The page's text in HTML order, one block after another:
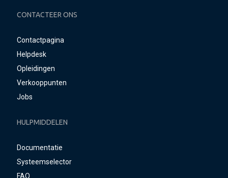
CONTACTEER ONS
Contactpagina
Helpdesk
Opleidingen
Verkooppunten
Jobs
HULPMIDDELEN
Documentatie
Systeemselector
FAQ